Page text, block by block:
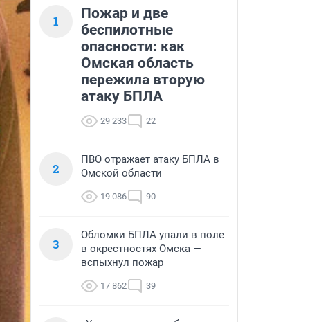
1
Пожар и две
беспилотные
опасности: как
Омская область
пережила вторую
атаку БПЛА
29 233 22
2
ПВО отражает атаку БПЛА в
Омской области
19 086 90
3
Обломки БПЛА упали в поле
в окрестностях Омска —
вспыхнул пожар
17 862 39